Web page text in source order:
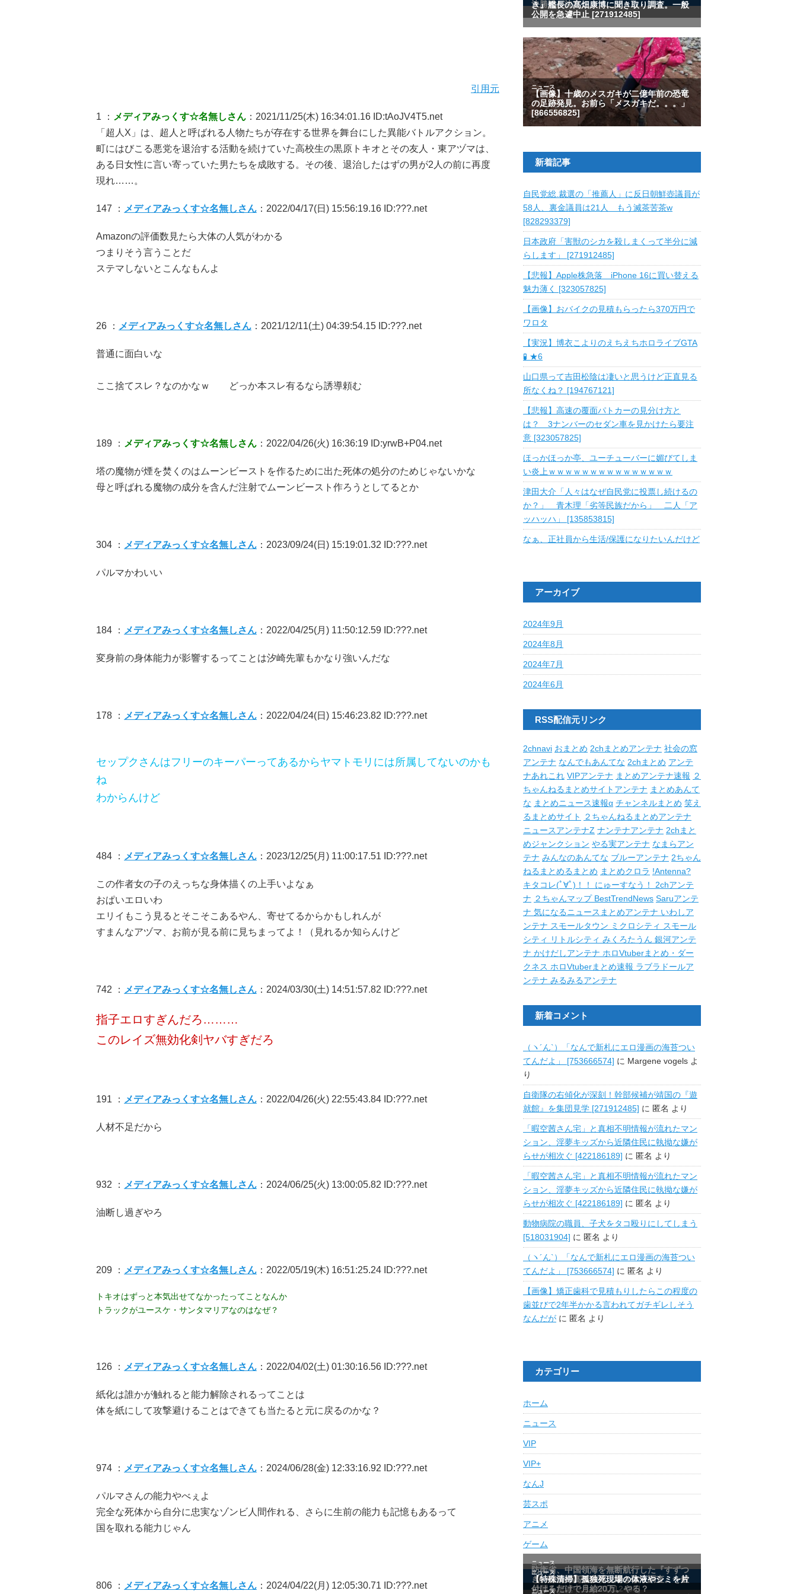
引用元
1 ： メディアみっくす☆名無しさん ：2021/11/25(木) 16:34:01.16 ID:tAoJV4T5.net
「超人X」は、超人と呼ばれる人物たちが存在する世界を舞台にした異能バトルアクション。
町にはびこる悪党を退治する活動を続けていた高校生の黒原トキオとその友人・東アヅマは、
ある日女性に言い寄っていた男たちを成敗する。その後、退治したはずの男が2人の前に再度
現れ……。
147 ： メディアみっくす☆名無しさん ：2022/04/17(日) 15:56:19.16 ID:???.net
Amazonの評価数見たら大体の人気がわかる
つまりそう言うことだ
ステマしないとこんなもんよ
26 ： メディアみっくす☆名無しさん ：2021/12/11(土) 04:39:54.15 ID:???.net
普通に面白いな
ここ捨てスレ？なのかなｗ どっか本スレ有るなら誘導頼む
189 ： メディアみっくす☆名無しさん ：2022/04/26(火) 16:36:19 ID:yrwB+P04.net
塔の魔物が煙を焚くのはムーンビーストを作るために出た死体の処分のためじゃないかな
母と呼ばれる魔物の成分を含んだ注射でムーンビースト作ろうとしてるとか
304 ： メディアみっくす☆名無しさん ：2023/09/24(日) 15:19:01.32 ID:???.net
パルマかわいい
184 ： メディアみっくす☆名無しさん ：2022/04/25(月) 11:50:12.59 ID:???.net
変身前の身体能力が影響するってことは汐崎先輩もかなり強いんだな
178 ： メディアみっくす☆名無しさん ：2022/04/24(日) 15:46:23.82 ID:???.net
セップクさんはフリーのキーパーってあるからヤマトモリには所属してないのかも
ね
わからんけど
484 ： メディアみっくす☆名無しさん ：2023/12/25(月) 11:00:17.51 ID:???.net
この作者女の子のえっちな身体描くの上手いよなぁ
おぱいエロいわ
エリイもこう見るとそこそこあるやん、寄せてるからかもしれんが
すまんなアヅマ、お前が見る前に見ちまってよ！（見れるか知らんけど
742 ： メディアみっくす☆名無しさん ：2024/03/30(土) 14:51:57.82 ID:???.net
指子エロすぎんだろ………
このレイズ無効化剣ヤバすぎだろ
191 ： メディアみっくす☆名無しさん ：2022/04/26(火) 22:55:43.84 ID:???.net
人材不足だから
932 ： メディアみっくす☆名無しさん ：2024/06/25(火) 13:00:05.82 ID:???.net
油断し過ぎやろ
209 ： メディアみっくす☆名無しさん ：2022/05/19(木) 16:51:25.24 ID:???.net
トキオはずっと本気出せてなかったってことなんか
トラックがユースケ・サンタマリアなのはなぜ？
126 ： メディアみっくす☆名無しさん ：2022/04/02(土) 01:30:16.56 ID:???.net
紙化は誰かが触れると能力解除されるってことは
体を紙にして攻撃避けることはできても当たると元に戻るのかな？
974 ： メディアみっくす☆名無しさん ：2024/06/28(金) 12:33:16.92 ID:???.net
パルマさんの能力やべぇよ
完全な死体から自分に忠実なゾンビ人間作れる、さらに生前の能力も記憶もあるって
国を取れる能力じゃん
806 ： メディアみっくす☆名無しさん ：2024/04/22(月) 12:05:30.71 ID:???.net
新着記事
自民党総.裁選の「推薦人」に反日朝鮮壺議員が
58人、裏金議員は21人 もう滅茶苦茶w
[828293379]
日本政府「害獣のシカを殺しまくって半分に減
らします」 [271912485]
【悲報】Apple株急落 iPhone 16に買い替える
魅力薄く [323057825]
【画像】おバイクの見積もらったら370万円で
ワロタ
【実況】博衣こよりのえちえちホロライブGTA
🧪 ★6
山口県って吉田松陰は凄いと思うけど正直見る
所なくね？ [194767121]
【悲報】高速の覆面パトカーの見分け方と
は？ 3ナンバーのセダン車を見かけたら要注
意 [323057825]
ほっかほっか亭、ユーチューバーに媚びてしま
い炎上ｗｗｗｗｗｗｗｗｗｗｗｗｗｗｗ
津田大介「人々はなぜ自民党に投票し続けるの
か？」 青木理「劣等民族だから」 二人「ア
ッハッハ」 [135853815]
なぁ、正社員から生活/保護になりたいんだけど
アーカイブ
2024年9月
2024年8月
2024年7月
2024年6月
RSS配信元リンク
2chnavi おまとめ 2chまとめアンテナ 社会の窓
アンテナ なんでもあんてな 2chまとめ アンテ
ナあれこれ VIPアンテナ まとめアンテナ速報 ２
ちゃんねるまとめサイトアンテナ まとめあんて
な まとめニュース速報α チャンネルまとめ 笑え
るまとめサイト
２ちゃんねるまとめアンテナ
ニュースアンテナZ ナンテナアンテナ 2chまと
めジャンクション やる実アンテナ なまらアン
テナ みんなのあんてな ブルーアンテナ 2ちゃん
ねるまとめるまとめ まとめクロラ !Antenna?
キタコレ(ﾟ∀ﾟ)！！ にゅーすなう！ 2chアンテ
ナ ２ちゃんマップ BestTrendNews Saruアンテ
ナ 気になるニュースまとめアンテナ いわしア
ンテナ スモールタウン ミクロシティ スモール
シティ
リトルシティ みくろたうん 銀河アンテ
ナ かけだしアンテナ ホロVtuberまとめ・ダー
クネス ホロVtuberまとめ速報 ラブラドールア
ンテナ みるみるアンテナ
新着コメント
（ヽ´ん`）「なんで新札にエロ漫画の海苔つい
てんだよ」 [753666574] に Margene vogels よ
り
自衛隊の右傾化が深刻！幹部候補が靖国の『遊
就館』を集団見学 [271912485] に 匿名 より
「暇空茜さん宅」と真相不明情報が流れたマン
ション、淫夢キッズから近隣住民に執拗な嫌が
らせが相次ぐ [422186189] に 匿名 より
「暇空茜さん宅」と真相不明情報が流れたマン
ション、淫夢キッズから近隣住民に執拗な嫌が
らせが相次ぐ [422186189] に 匿名 より
動物病院の職員、子犬をタコ殴りにしてしまう
[518031904] に 匿名 より
（ヽ´ん`）「なんで新札にエロ漫画の海苔つい
てんだよ」 [753666574] に 匿名 より
【画像】矯正歯科で見積もりしたらこの程度の
歯並びで2年半かかる言われてガチギレしそう
なんだが に 匿名 より
カテゴリー
ホーム
ニュース
VIP
VIP+
なんJ
芸スポ
アニメ
ゲーム
最近の人気記事ランキング